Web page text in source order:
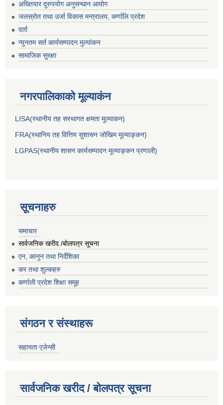
अख्तियार दुरुपयोग अनुसन्धान आयोग
जलस्रोत तथा उर्जा विकास मन्त्रालय, कर्णालि प्रदेश
दर्ता
न्युनतम सर्त कार्यसम्पादन मुल्यांकन
सामाजिक सुरक्षा
नगरपालिकाकाे मूल्याकंन
LISA(स्थानीय तह सस्थागत क्षमता मूल्याक‌न)
FRA(स्थानिय तह वित्तिय सुशासन जोखिम मूल्याङ्कन)
LGPAS(स्थानीय शासन कार्यसम्पादन मूल्याङ्कन प्रणाली)
सूचनाहरु
समाचार
सार्वजनिक खरीद /बोलपत्र सूचना
एन, कानुन तथा निर्देशिका
कर तथा शुल्कहरु
कर्णाली प्रदेश शिक्षा समूह
संगठन र संस्थाहरू
सहायता एजेन्सी
सार्वजनिक खरीद / बोलपत्र सूचना